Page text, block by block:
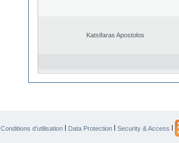
Katsifaras Apostolos
Conditions d’utilisation Data Protection Security & Access